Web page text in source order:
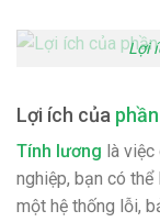
Lợi
Lợi ích của
Tính lương là
nghiệp, bạn có
một hệ thống lỗi,